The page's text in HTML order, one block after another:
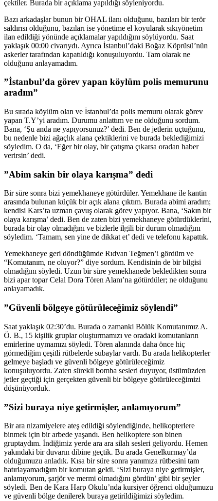
çektiler. Burada bir açıklama yapıldığı söyleniyordu.
Bazı arkadaşlar bunun bir OHAL ilanı olduğunu, bazıları bir terör
saldırısı olduğunu, bazıları ise yönetime el koyularak sıkıyönetim
ilan edildiği yönünde açıklamalar yapıldığını söylüyordu. Saat
yaklaşık 00:00 civarıydı. Ayrıca İstanbul’daki Boğaz Köprüsü’nün
askerler tarafından kapatıldığı konuşuluyordu. Tam olarak ne
olduğunu anlayamadım.
”İstanbul’da görev yapan köylüm polis memurunu
aradım”
Bu sırada köylüm olan ve İstanbul’da polis memuru olarak görev
yapan T.Y’yi aradım. Durumu anlattım ve ne olduğunu sordum.
Bana, ‘Şu anda ne yapıyorsunuz?’ dedi. Ben de jetlerin uçtuğunu,
bu nedenle bizi ağaçlık alana çektiklerini ve burada beklediğimizi
söyledim. O da, ‘Eğer bir olay, bir çatışma çıkarsa oradan haber
verirsin’ dedi.
”Abim sakin bir olaya karışma” dedi
Bir süre sonra bizi yemekhaneye götürdüler. Yemekhane ile kantin
arasında bulunan küçük bir açık alana çıktım. Burada abimi aradım;
kendisi Kars’ta uzman çavuş olarak görev yapıyor. Bana, ‘Sakın bir
olaya karışma’ dedi. Ben de zaten bizi yemekhaneye götürdüklerini,
burada bir olay olmadığını ve bizlerle ilgili bir durum olmadığını
söyledim. ‘Tamam, sen yine de dikkat et’ dedi ve telefonu kapattık.
Yemekhaneye geri döndüğümde Rıdvan Teğmen’i gördüm ve
“Komutanım, ne oluyor?” diye sordum. Kendisinin de bir bilgisi
olmadığını söyledi. Uzun bir süre yemekhanede bekledikten sonra
bizi apar topar Celal Dora Tören Alanı’na götürdüler; ne olduğunu
anlayamadık.
”Güvenli bölgeye götürüleceğimiz söylendi”
Saat yaklaşık 02:30’du. Burada o zamanki Bölük Komutanımız A.
Ö. B., 15 kişilik gruplar oluşturmamızı ve oradaki komutanların
emirlerine uymamızı söyledi. Tören alanında daha önce hiç
görmediğim çeşitli rütbelerde subaylar vardı. Bu arada helikopterler
gelmeye başladı ve güvenli bölgeye götürüleceğimiz
konuşuluyordu. Zaten sürekli bomba sesleri duyuyor, üstümüzden
jetler geçtiği için gerçekten güvenli bir bölgeye götürüleceğimizi
düşünüyorduk.
”Sizi buraya niye getirmişler, anlamıyorum”
Bir ara nizamiyelere ateş edildiği söylendiğinde, helikopterlere
binmek için bir arbede yaşandı. Ben helikoptere son binen
gruptaydım. İndiğimiz yerde ara ara silah sesleri geliyordu. Hemen
yakındaki bir duvarın dibine geçtik. Bu arada Genelkurmay’da
olduğumuzu anladık. Kısa bir süre sonra yanımıza rütbesini tam
hatırlayamadığım bir komutan geldi. ‘Sizi buraya niye getirmişler,
anlamıyorum, şarjör ve mermi olmadığını gördün’ gibi bir şeyler
söyledi. Ben de Kara Harp Okulu’nda kursiyer öğrenci olduğumuzu
ve güvenli bölge denilerek buraya getirildiğimizi söyledim.